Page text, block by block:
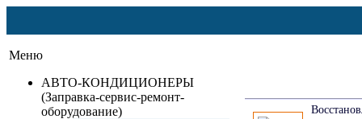
Меню
АВТО-КОНДИЦИОНЕРЫ
(Заправка-сервис-ремонт-
оборудование)